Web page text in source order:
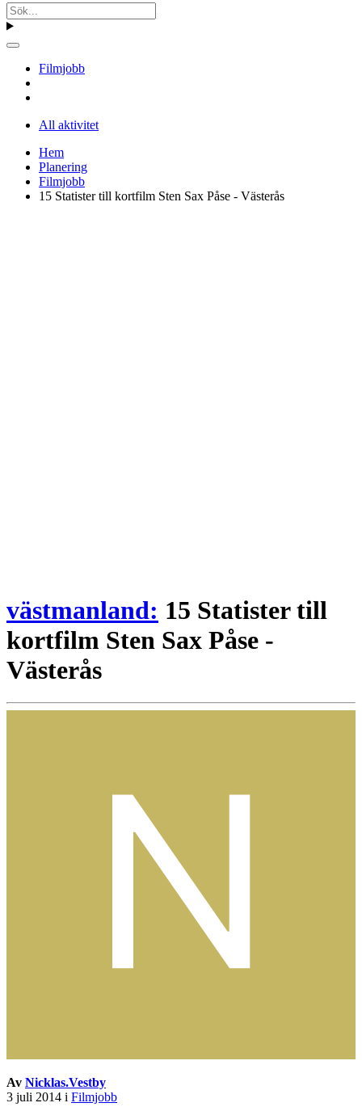
Filmjobb
All aktivitet
Hem
Planering
Filmjobb
15 Statister till kortfilm Sten Sax Påse - Västerås
västmanland: 15 Statister till
kortfilm Sten Sax Påse -
Västerås
Av Nicklas.Vestby
3 juli 2014 i Filmjobb